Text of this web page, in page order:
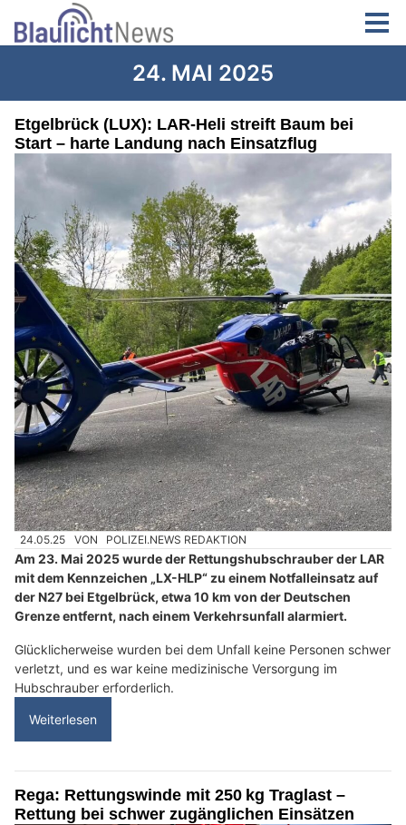
24. MAI 2025
Etgelbrück (LUX): LAR-Heli streift Baum bei
Start – harte Landung nach Einsatzflug
24.05.25 VON POLIZEI.NEWS REDAKTION
Am 23. Mai 2025 wurde der Rettungshubschrauber der LAR
mit dem Kennzeichen „LX-HLP“ zu einem Notfalleinsatz auf
der N27 bei Etgelbrück, etwa 10 km von der Deutschen
Grenze entfernt, nach einem Verkehrsunfall alarmiert.
Glücklicherweise wurden bei dem Unfall keine Personen schwer
verletzt, und es war keine medizinische Versorgung im
Hubschrauber erforderlich.
Weiterlesen
Rega: Rettungswinde mit 250 kg Traglast –
Rettung bei schwer zugänglichen Einsätzen